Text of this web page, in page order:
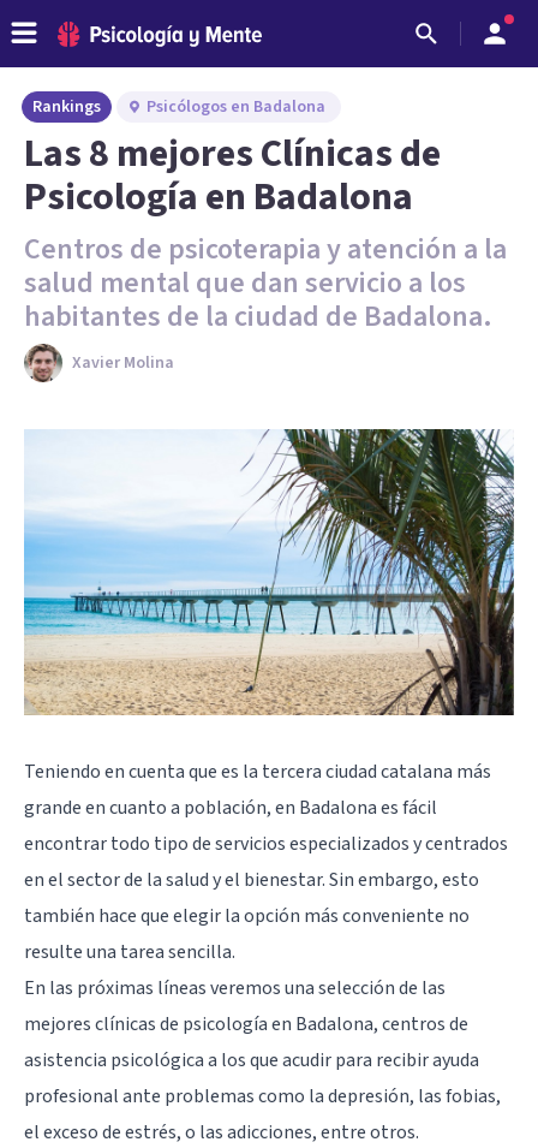
Rankings Psicólogos en Badalona
Las 8 mejores Clínicas de
Psicología en Badalona
Centros de psicoterapia y atención a la
salud mental que dan servicio a los
habitantes de la ciudad de Badalona.
Xavier Molina
Teniendo en cuenta que es la tercera ciudad catalana más
grande en cuanto a población, en Badalona es fácil
encontrar todo tipo de servicios especializados y centrados
en el sector de la salud y el bienestar. Sin embargo, esto
también hace que elegir la opción más conveniente no
resulte una tarea sencilla.
En las próximas líneas veremos una selección de las
mejores clínicas de psicología en Badalona, centros de
asistencia psicológica a los que acudir para recibir ayuda
profesional ante problemas como la depresión, las fobias,
el exceso de estrés, o las adicciones, entre otros.